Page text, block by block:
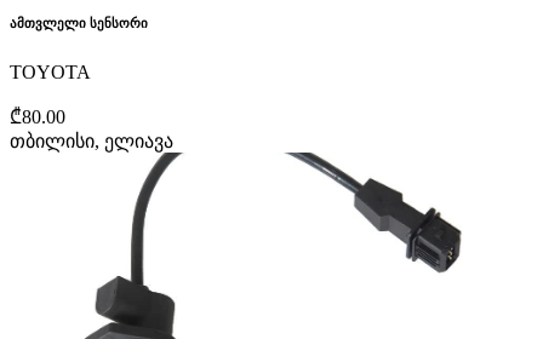
ამთვლელი სენსორი
TOYOTA
₾80.00
თბილისი, ელიავა